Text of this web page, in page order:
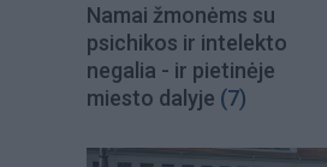
Namai žmonėms su
psichikos ir intelekto
negalia - ir pietinėje
miesto dalyje (7)